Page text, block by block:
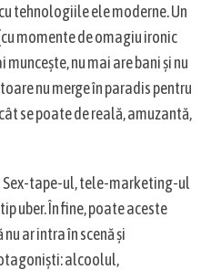
tehnologiile ele moderne. Un
momente de omagiu ironic
nu mai are bani și nu
nu merge în paradis pentru
se poate de reală, amuzantă,
Sex-tape-ul, tele-marketing-ul
uber. În fine, poate aceste
ar intra în scenă și
alcoolul,